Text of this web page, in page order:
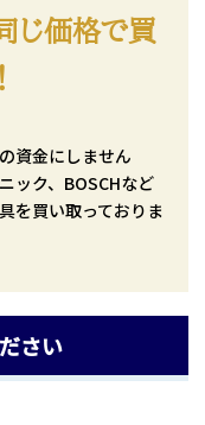
じ価格で買
資金にしません
ック、BOSCHなど
を買い取っておりま
さい